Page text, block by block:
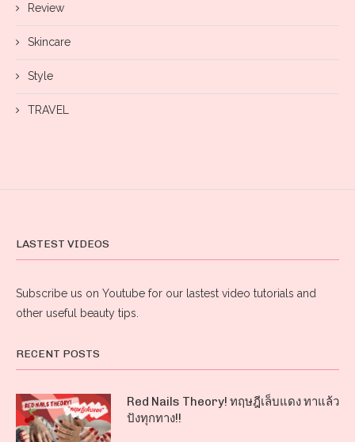
Review
Skincare
Style
TRAVEL
LASTEST VIDEOS
Subscribe us on Youtube for our lastest video tutorials and
other useful beauty tips.
RECENT POSTS
Red Nails Theory! ทฤษฎีเล็บแดง ทาแล้ว
ปังทุกทาง!!